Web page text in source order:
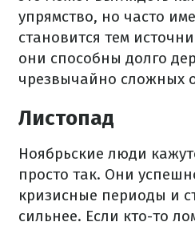
упрямство, но часто
становится тем
они способны долго
чрезвычайно сложных
Листопад
Ноябрьские люди
просто так. Они
кризисные периоды и
сильнее. Если кто-то